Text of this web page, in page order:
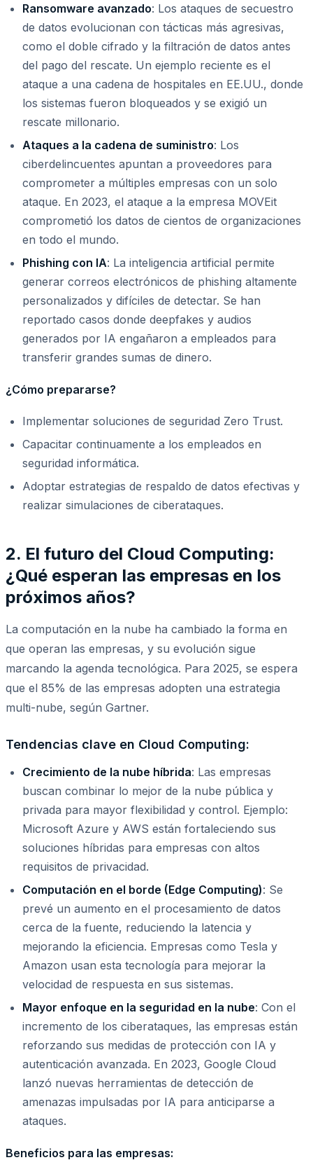
Ransomware avanzado: Los ataques de secuestro
de datos evolucionan con tácticas más agresivas,
como el doble cifrado y la filtración de datos antes
del pago del rescate. Un ejemplo reciente es el
ataque a una cadena de hospitales en EE.UU., donde
los sistemas fueron bloqueados y se exigió un
rescate millonario.
Ataques a la cadena de suministro: Los
ciberdelincuentes apuntan a proveedores para
comprometer a múltiples empresas con un solo
ataque. En 2023, el ataque a la empresa MOVEit
comprometió los datos de cientos de organizaciones
en todo el mundo.
Phishing con IA: La inteligencia artificial permite
generar correos electrónicos de phishing altamente
personalizados y difíciles de detectar. Se han
reportado casos donde deepfakes y audios
generados por IA engañaron a empleados para
transferir grandes sumas de dinero.
¿Cómo prepararse?
Implementar soluciones de seguridad Zero Trust.
Capacitar continuamente a los empleados en
seguridad informática.
Adoptar estrategias de respaldo de datos efectivas y
realizar simulaciones de ciberataques.
2. El futuro del Cloud Computing:
¿Qué esperan las empresas en los
próximos años?
La computación en la nube ha cambiado la forma en
que operan las empresas, y su evolución sigue
marcando la agenda tecnológica. Para 2025, se espera
que el 85% de las empresas adopten una estrategia
multi-nube, según Gartner.
Tendencias clave en Cloud Computing:
Crecimiento de la nube híbrida: Las empresas
buscan combinar lo mejor de la nube pública y
privada para mayor flexibilidad y control. Ejemplo:
Microsoft Azure y AWS están fortaleciendo sus
soluciones híbridas para empresas con altos
requisitos de privacidad.
Computación en el borde (Edge Computing): Se
prevé un aumento en el procesamiento de datos
cerca de la fuente, reduciendo la latencia y
mejorando la eficiencia. Empresas como Tesla y
Amazon usan esta tecnología para mejorar la
velocidad de respuesta en sus sistemas.
Mayor enfoque en la seguridad en la nube: Con el
incremento de los ciberataques, las empresas están
reforzando sus medidas de protección con IA y
autenticación avanzada. En 2023, Google Cloud
lanzó nuevas herramientas de detección de
amenazas impulsadas por IA para anticiparse a
ataques.
Beneficios para las empresas: